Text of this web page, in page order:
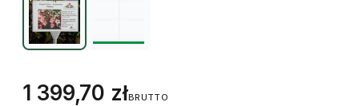
1 399,70 złBRUTTO